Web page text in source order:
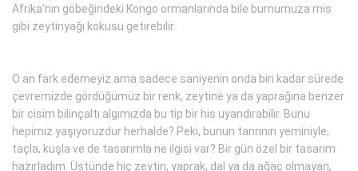
Afrika’nın göbeğindeki Kongo ormanlarında bile burnumuza mis
gibi zeytinyağı kokusu getirebilir.
O an fark edemeyiz ama sadece saniyenin onda biri kadar sürede
çevremizde gördüğümüz bir renk, zeytine ya da yaprağına benzer
bir cisim bilinçaltı algımızda bu tip bir his uyandırabilir. Bunu
hepimiz yaşıyoruzdur herhalde? Peki, bunun tanrının yeminiyle,
taçla, kuşla ve de tasarımla ne ilgisi var? Bir gün özel bir tasarım
hazırladım. Üstünde hiç zeytin, yaprak, dal ya da ağaç olmayan,